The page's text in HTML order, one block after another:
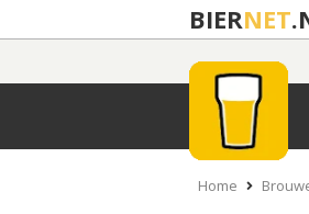
BIERNET
Home